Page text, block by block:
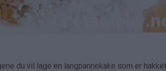
du vil lage en langpannekake som er